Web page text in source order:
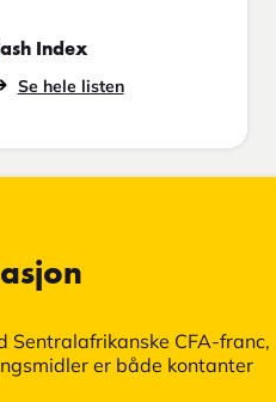
Index
Se hele listen
Sentralafrikanske CFA-franc,
er både kontanter